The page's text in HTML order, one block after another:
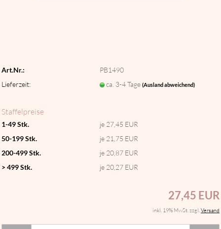
Art.Nr.:
PB1490
Lieferzeit:
ca. 3-4 Tage(Ausland abweichend)
Staffelpreise
1-49 Stk.
je 27,45 EUR
50-199 Stk.
je 21,75 EUR
200-499 Stk.
je 20,87 EUR
> 499 Stk.
je 20,27 EUR
27,45 EUR
inkl. 19% MwSt. zzgl.Versand